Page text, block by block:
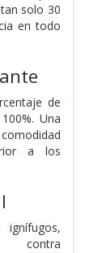
solo 30
en todo
de
Una
a los
contra